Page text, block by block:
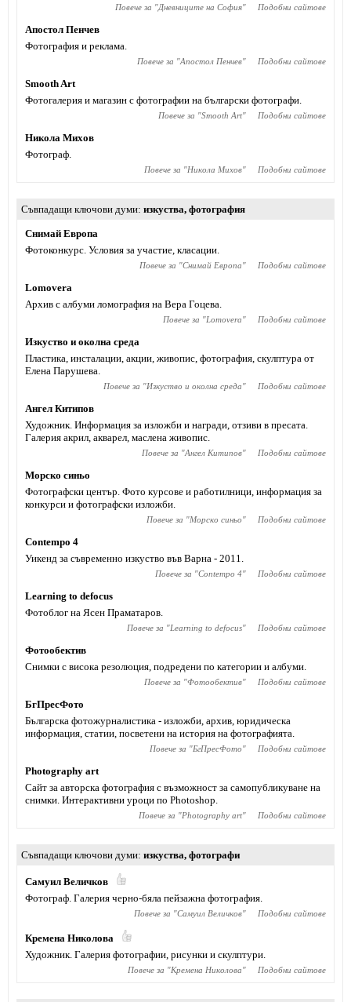
Повече за "Дневниците на София" Подобни сайтове
Апостол Пенчев
Фотография и реклама.
Повече за "Апостол Пенчев" Подобни сайтове
Smooth Art
Фотогалерия и магазин с фотографии на български фотографи.
Повече за "Smooth Art" Подобни сайтове
Никола Михов
Фотограф.
Повече за "Никола Михов" Подобни сайтове
Съвпадащи ключови думи изкуства, фотография
Снимай Европа
Фотоконкурс. Условия за участие, класации.
Повече за "Снимай Европа" Подобни сайтове
Lomovera
Архив с албуми ломография на Вера Гоцева.
Повече за "Lomovera" Подобни сайтове
Изкуство и околна среда
Пластика, инсталации, акции, живопис, фотография, скулптура от
Елена Парушева.
Повече за "Изкуство и околна среда" Подобни сайтове
Ангел Китипов
Художник. Информация за изложби и награди, отзиви в пресата.
Галерия акрил, акварел, маслена живопис.
Повече за "Ангел Китипов" Подобни сайтове
Морско синьо
Фотографски център. Фото курсове и работилници, информация за
конкурси и фотографски изложби.
Повече за "Морско синьо" Подобни сайтове
Contempo 4
Уикенд за съвременно изкуство във Варна - 2011.
Повече за "Contempo 4" Подобни сайтове
Learning to defocus
Фотоблог на Ясен Праматаров.
Повече за "Learning to defocus" Подобни сайтове
Фотообектив
Снимки с висока резолюция, подредени по категории и албуми.
Повече за "Фотообектив" Подобни сайтове
БгПресФото
Българска фотожурналистика - изложби, архив, юридическа
информация, статии, посветени на история на фотографията.
Повече за "БгПресФото" Подобни сайтове
Photography art
Сайт за авторска фотография с възможност за самопубликуване на
снимки. Интерактивни уроци по Photoshop.
Повече за "Photography art" Подобни сайтове
Съвпадащи ключови думи изкуства, фотографи
Самуил Величков
Фотограф. Галерия черно-бяла пейзажна фотография.
Повече за "Самуил Величков" Подобни сайтове
Кремена Николова
Художник. Галерия фотографии, рисунки и скулптури.
Повече за "Кремена Николова" Подобни сайтове